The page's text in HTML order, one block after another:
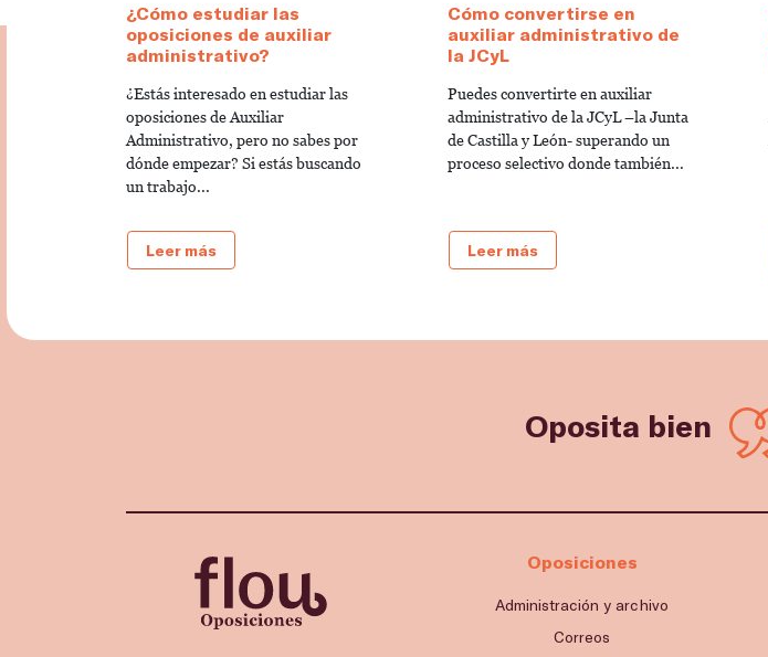
¿Cómo estudiar las
oposiciones de auxiliar
administrativo?
¿Estás interesado en estudiar las
oposiciones de Auxiliar
Administrativo, pero no sabes por
dónde empezar? Si estás buscando
un trabajo...
Leer más
Cómo convertirse en
auxiliar administrativo de
la JCyL
Puedes convertirte en auxiliar
administrativo de la JCyL –la Junta
de Castilla y León- superando un
proceso selectivo donde también...
Leer más
Oposita bien
Oposiciones
Administración y archivo
Correos